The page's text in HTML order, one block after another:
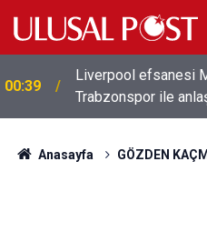
00:39
Liverpool efsanesi
Trabzonspor ile
Anasayfa GÖZDEN